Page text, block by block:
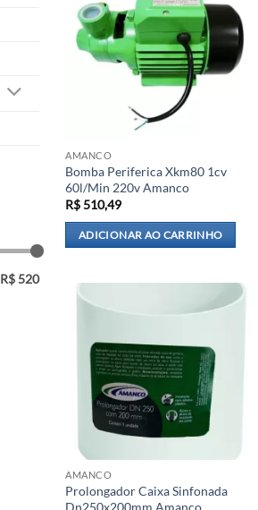
R$ 520
AMANCO
Bomba Periferica Xkm80 1cv
60l/Min 220v Amanco
R$510,49
ADICIONAR AO CARRINHO
AMANCO
Prolongador Caixa Sinfonada
Dn250x200mm Amanco